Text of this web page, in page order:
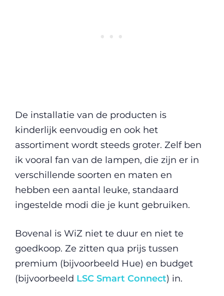
De installatie van de producten is
kinderlijk eenvoudig en ook het
assortiment wordt steeds groter. Zelf ben
ik vooral fan van de lampen, die zijn er in
verschillende soorten en maten en
hebben een aantal leuke, standaard
ingestelde modi die je kunt gebruiken.
Bovenal is WiZ niet te duur en niet te
goedkoop. Ze zitten qua prijs tussen
premium (bijvoorbeeld Hue) en budget
(bijvoorbeeld LSC Smart Connect) in.